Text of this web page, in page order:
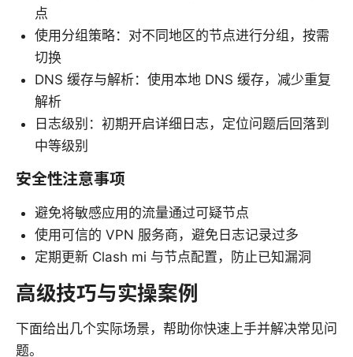
点
使用分组策略：对不同地区的节点进行分组，按需
切换
DNS 缓存与解析：使用本地 DNS 缓存，减少重复
解析
日志级别：初期开启详细日志，定位问题后回落到
中等级别
安全性注意事项
避免将敏感应用的流量通过可疑节点
使用可信的 VPN 服务商，避免日志记录过多
定期更新 Clash mi 与节点配置，防止已知漏洞
高级技巧与实操案例
下面给出几个实际场景，帮助你快速上手并解决常见问
题。